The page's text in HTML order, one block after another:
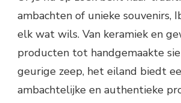
ambachten of unieke souvenirs,
elk wat wils. Van keramiek en
producten tot handgemaakte
geurige zeep, het eiland biedt
ambachtelijke en authentieke